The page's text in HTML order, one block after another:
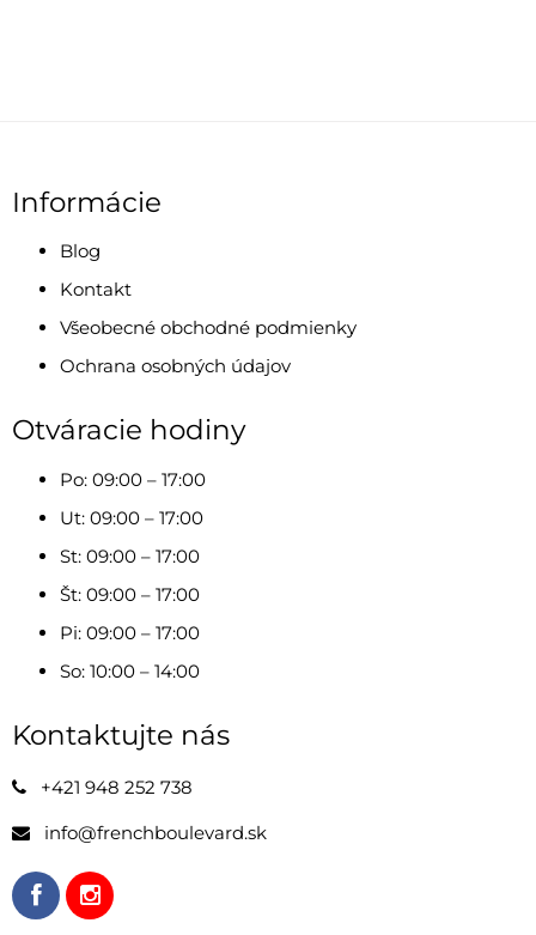
Informácie
Blog
Kontakt
Všeobecné obchodné podmienky
Ochrana osobných údajov
Otváracie hodiny
Po: 09:00 – 17:00
Ut: 09:00 – 17:00
St: 09:00 – 17:00
Št: 09:00 – 17:00
Pi: 09:00 – 17:00
So: 10:00 – 14:00
Kontaktujte nás
+421 948 252 738
info@frenchboulevard.sk